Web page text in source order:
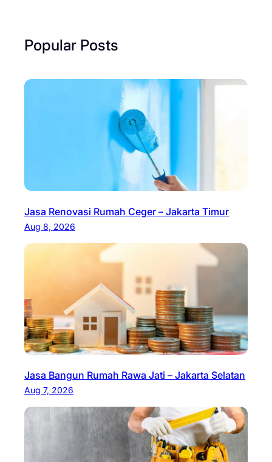
Popular Posts
Jasa Renovasi Rumah Ceger – Jakarta Timur
Aug 8, 2026
Jasa Bangun Rumah Rawa Jati – Jakarta Selatan
Aug 7, 2026